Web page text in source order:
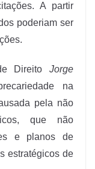
A partir
poderiam ser
Direito Jorge
na
pela não
que não
e planos de
estratégicos de